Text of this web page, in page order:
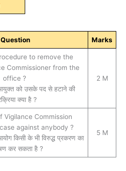
Question Marks
to remove the
Commissioner from the
office ?
को उसके पद से हटाने की
क्या है ?
2 M
Vigilance Commission
against anybody ?
किसी के भी विरुद्ध प्रकरण का
कर सकता है ?
5 M